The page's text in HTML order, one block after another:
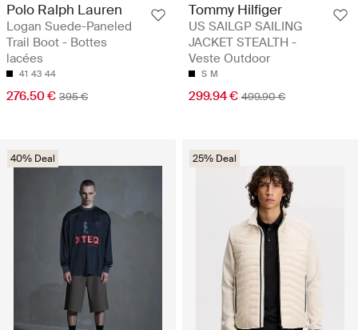
Polo Ralph Lauren
Logan Suede-Paneled
Trail Boot - Bottes
lacées
41 43 44
276.50 € 395 €
Tommy Hilfiger
US SAILGP SAILING
JACKET STEALTH -
Veste Outdoor
S M
299.94 € 499.90 €
40% Deal 25% Deal